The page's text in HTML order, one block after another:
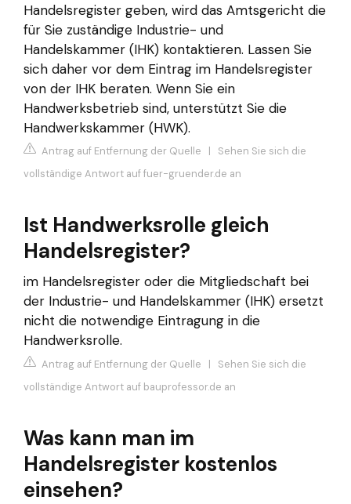
Handelsregister geben, wird das Amtsgericht die
für Sie zuständige Industrie- und
Handelskammer (IHK) kontaktieren. Lassen Sie
sich daher vor dem Eintrag im Handelsregister
von der IHK beraten. Wenn Sie ein
Handwerksbetrieb sind, unterstützt Sie die
Handwerkskammer (HWK).
Antrag auf Entfernung der Quelle | Sehen Sie sich die
vollständige Antwort auf fuer-gruender.de an
Ist Handwerksrolle gleich
Handelsregister?
im Handelsregister oder die Mitgliedschaft bei
der Industrie- und Handelskammer (IHK) ersetzt
nicht die notwendige Eintragung in die
Handwerksrolle.
Antrag auf Entfernung der Quelle | Sehen Sie sich die
vollständige Antwort auf bauprofessor.de an
Was kann man im
Handelsregister kostenlos
einsehen?